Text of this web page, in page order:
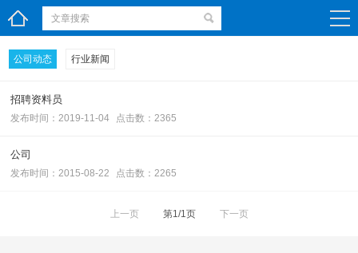
公司动态 行业新闻
招聘资料员
发布时间：2019-11-04 点击数：2365
公司
发布时间：2015-08-22 点击数：2265
上一页 第1/1页 下一页